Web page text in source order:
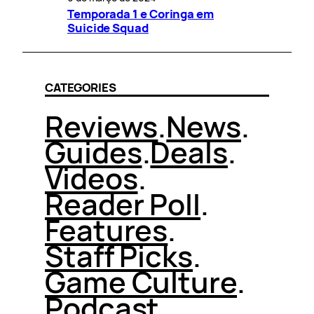
Temporada 1 e Coringa em
Suicide Squad
CATEGORIES
Reviews.News.
Guides.Deals.
Videos.
Reader Poll.
Features.
Staff Picks.
Game Culture.